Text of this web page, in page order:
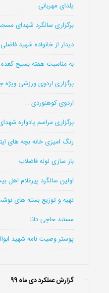
یلدای مهربانی
برگزاری سالگرد شهدای مسجد 14
دیدار از خانواده شهید فاضلی
به مناسبت هفته بسیج گعده
برگزاری اردوی ورزشی ویژه
اردوی کوهنوردی …
برگزاری مراسم یادواره
رنگ امیزی خانه بچه های
باز سازی لوله فاضلاب
اولین سالگرد پیرغلام اهل
تهیه و توزیع بسته های
مستند حاجی دانا
پوستر وصیت نامه شهید
گزارش عملکرد دی ماه 99